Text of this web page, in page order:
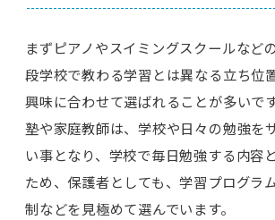
まずピアノやスイミングスクールなど
段学校で教わる学習とは異なる立ち位
興味に合わせて選ばれることが多いで
塾や家庭教師は、学校や日々の勉強を
い事となり、学校で毎日勉強する内容
ため、保護者としても、学習プログラ
制などを見極めて選んでいます。